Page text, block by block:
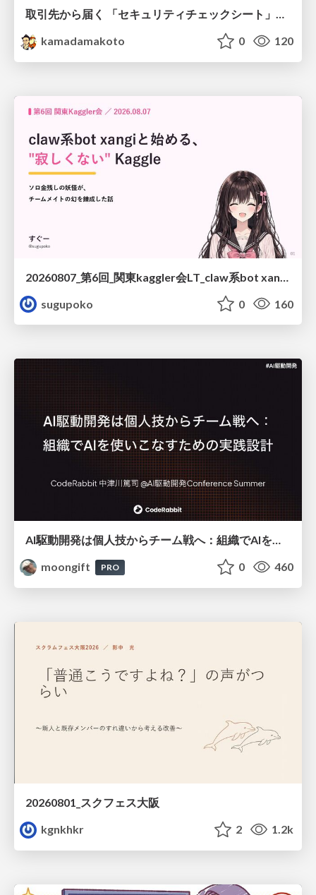
取引先から届く 「セキュリティチェックシート」の読み解き方
kamadamakoto
0 120
sugupoko
0 160
AI駆動開発は個人技からチーム戦へ：組織でAIを使いこなすための実践設計
moongift
PRO 0 460
20260801_スクフェス大阪
kgnkhkr
2 1.2k